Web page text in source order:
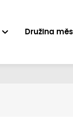
Družina